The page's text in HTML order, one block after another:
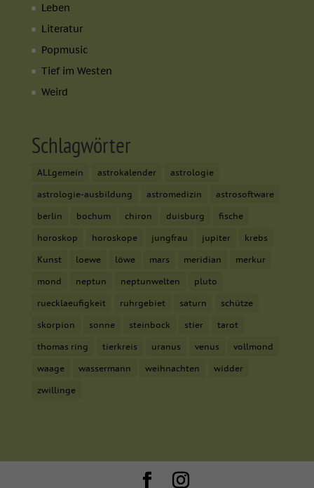
Leben
Literatur
Popmusic
Tief im Westen
Weird
Schlagwörter
ALLgemein astrokalender astrologie
astrologie-ausbildung astromedizin astrosoftware
berlin bochum chiron duisburg fische
horoskop horoskope jungfrau jupiter krebs
Kunst loewe löwe mars meridian merkur
mond neptun neptunwelten pluto
ruecklaeufigkeit ruhrgebiet saturn schütze
skorpion sonne steinbock stier tarot
thomas ring tierkreis uranus venus vollmond
waage wassermann weihnachten widder
zwillinge